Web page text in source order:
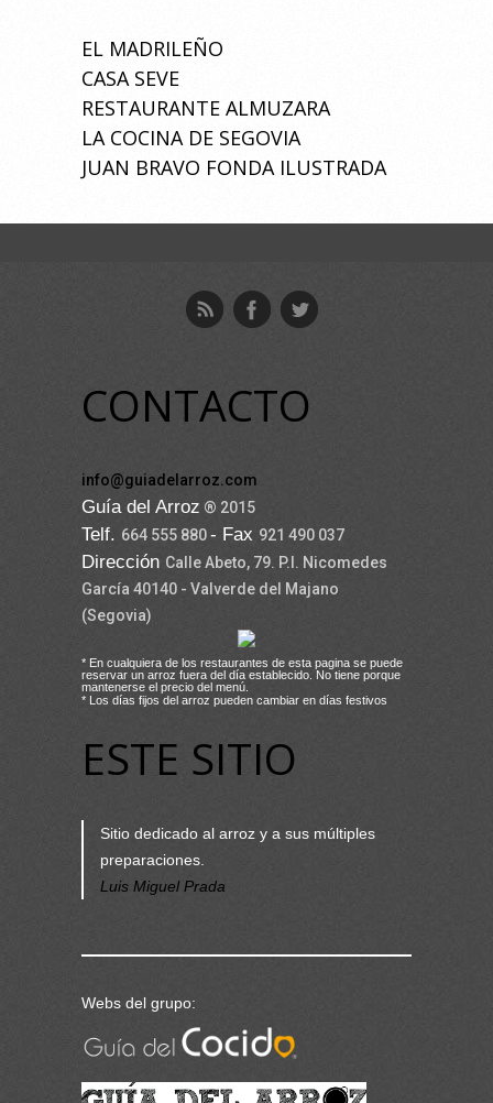
EL MADRILEÑO
CASA SEVE
RESTAURANTE ALMUZARA
LA COCINA DE SEGOVIA
JUAN BRAVO FONDA ILUSTRADA
CONTACTO
info@guiadelarroz.com
Guía del Arroz ® 2015
Telf. 664 555 880- Fax 921 490 037
Dirección Calle Abeto, 79. P.I. Nicomedes
García 40140 - Valverde del Majano
(Segovia)
* En cualquiera de los restaurantes de esta pagina se puede
reservar un arroz fuera del día establecido. No tiene porque
mantenerse el precio del menú.
* Los días fijos del arroz pueden cambiar en días festivos
ESTE SITIO
Sitio dedicado al arroz y a sus múltiples
preparaciones.
Luis Miguel Prada
Webs del grupo: